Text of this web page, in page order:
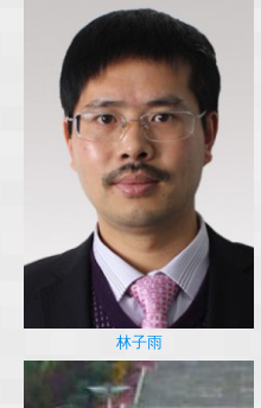
林子雨